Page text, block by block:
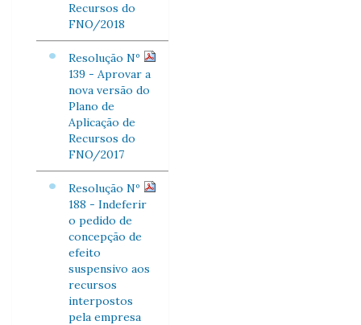
Recursos do
FNO/2018
Resolução Nº
139 - Aprovar a
nova versão do
Plano de
Aplicação de
Recursos do
FNO/2017
Resolução Nº
188 - Indeferir
o pedido de
concepção de
efeito
suspensivo aos
recursos
interpostos
pela empresa